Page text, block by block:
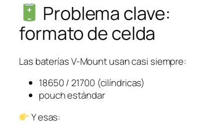
Problema clave:
formato de celda
Las baterías V-Mount usan casi siempre:
18650 / 21700 (cilíndricas)
pouch estándar
Y esas: